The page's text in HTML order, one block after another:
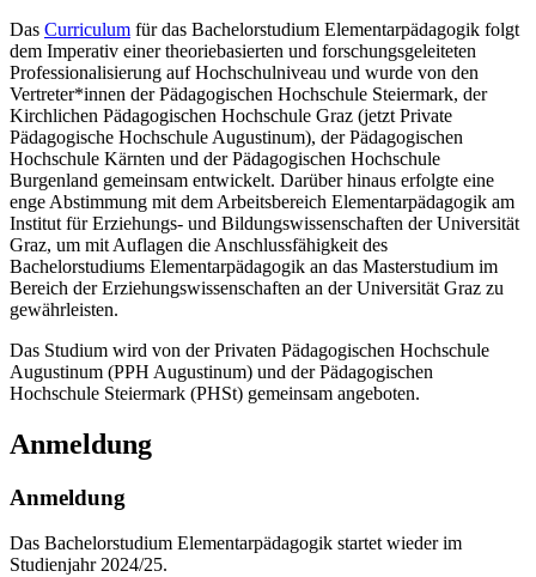
Das Curriculum für das Bachelorstudium Elementarpädagogik folgt
dem Imperativ einer theoriebasierten und forschungsgeleiteten
Professionalisierung auf Hochschulniveau und wurde von den
Vertreter*innen der Pädagogischen Hochschule Steiermark, der
Kirchlichen Pädagogischen Hochschule Graz (jetzt Private
Pädagogische Hochschule Augustinum), der Pädagogischen
Hochschule Kärnten und der Pädagogischen Hochschule
Burgenland gemeinsam entwickelt. Darüber hinaus erfolgte eine
enge Abstimmung mit dem Arbeitsbereich Elementarpädagogik am
Institut für Erziehungs- und Bildungswissenschaften der Universität
Graz, um mit Auflagen die Anschlussfähigkeit des
Bachelorstudiums Elementarpädagogik an das Masterstudium im
Bereich der Erziehungswissenschaften an der Universität Graz zu
gewährleisten.
Das Studium wird von der Privaten Pädagogischen Hochschule
Augustinum (PPH Augustinum) und der Pädagogischen
Hochschule Steiermark (PHSt) gemeinsam angeboten.
Anmeldung
Anmeldung
Das Bachelorstudium Elementarpädagogik startet wieder im
Studienjahr 2024/25.